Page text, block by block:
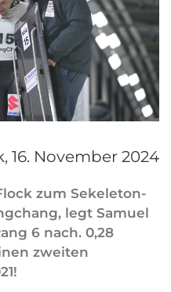
16. November 2024
zum Sekeleton-
legt Samuel
6 nach. 0,28
zweiten